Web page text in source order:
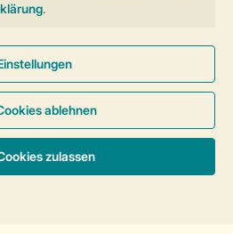
Banner
Barrierefreiheit
GreenParks GmbH